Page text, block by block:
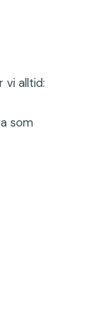
vi alltid:
som